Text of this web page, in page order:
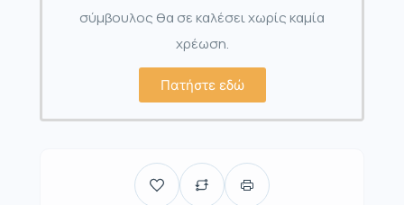
σύμβουλος θα σε καλέσει χωρίς καμία
χρέωση.
Πατήστε εδώ